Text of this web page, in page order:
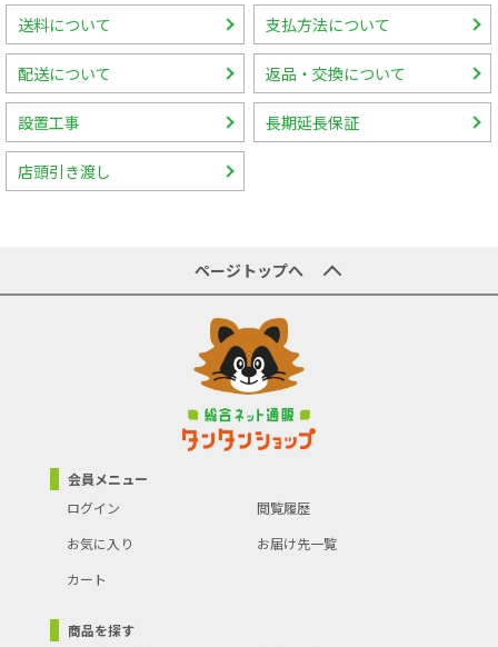
送料について 支払方法について
配送について 返品・交換について
設置工事 長期延長保証
店頭引き渡し
ページトップへ
会員メニュー
ログイン
閲覧履歴
お気に入り
お届け先一覧
カート
商品を探す